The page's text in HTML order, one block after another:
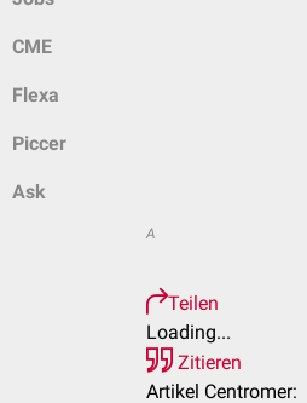
CME
Flexa
Piccer
Ask
A
Teilen
Loading...
Zitieren
Artikel Centromer: